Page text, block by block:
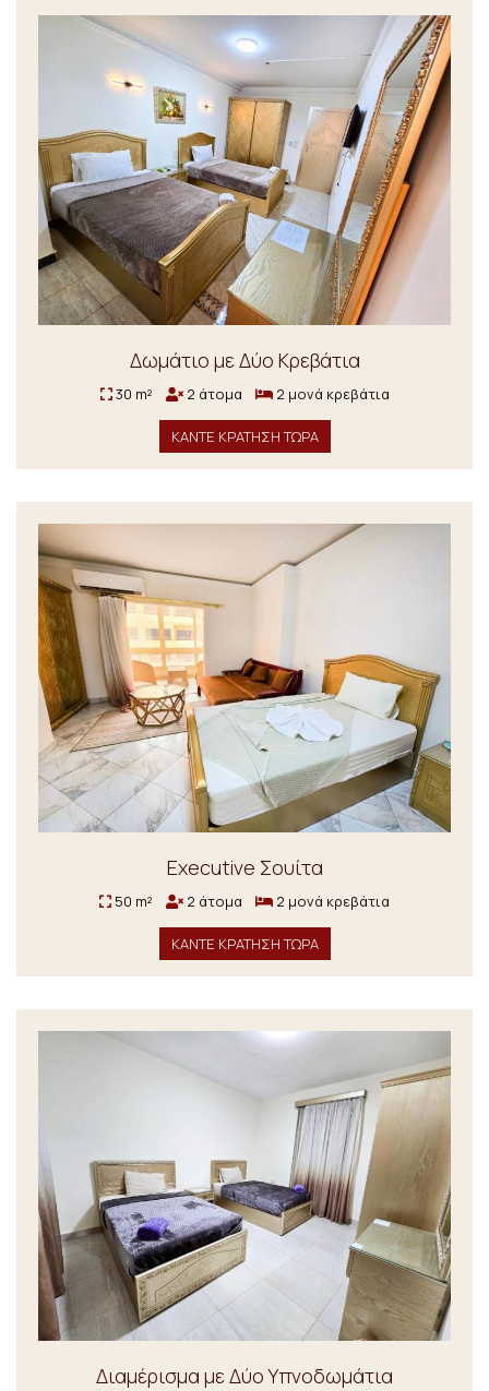
Δωμάτιο με Δύο Κρεβάτια
30 m² 2 άτομα 2 μονά κρεβάτια
ΚΑΝΤΕ ΚΡΑΤΗΣΗ ΤΩΡΑ
Executive Σουίτα
50 m² 2 άτομα 2 μονά κρεβάτια
ΚΑΝΤΕ ΚΡΑΤΗΣΗ ΤΩΡΑ
Διαμέρισμα με Δύο Υπνοδωμάτια